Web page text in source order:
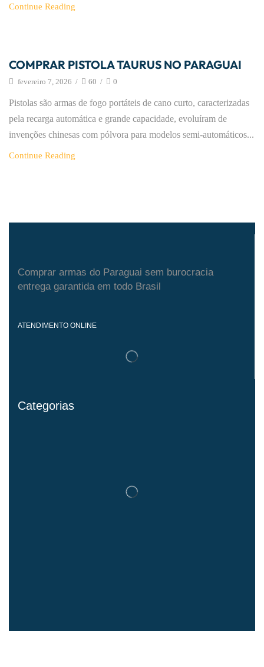
Continue Reading
COMPRAR PISTOLA TAURUS NO PARAGUAI
fevereiro 7, 2026 / 60 / 0
Pistolas são armas de fogo portáteis de cano curto, caracterizadas
pela recarga automática e grande capacidade, evoluíram de
invenções chinesas com pólvora para modelos semi-automáticos...
Continue Reading
Comprar armas do Paraguai sem burocracia
entrega garantida em todo Brasil
ATENDIMENTO ONLINE
Categorias